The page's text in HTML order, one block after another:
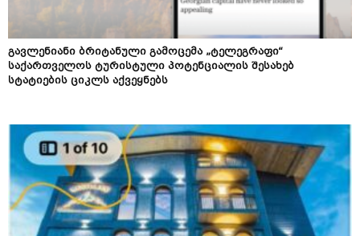
გავლენიანი ბრიტანული გამოცემა „ტელეგრაფი“
საქართველოს ტურისტული პოტენციალის შესახებ
სტატიების ციკლს აქვეყნებს